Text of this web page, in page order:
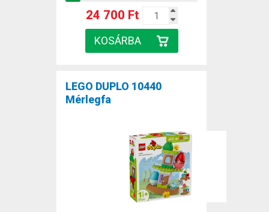
24 700 Ft
LEGO DUPLO 10440
Mérlegfa